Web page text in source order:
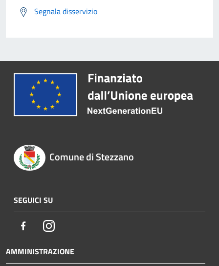
Segnala disservizio
Comune di Stezzano
SEGUICI SU
FacebookInstagram
AMMINISTRAZIONE